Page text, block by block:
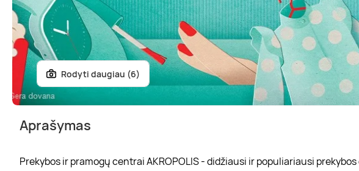
Rodyti daugiau (6)
Aprašymas
Prekybos ir pramogų centrai AKROPOLIS - didžiausi ir populiariausi